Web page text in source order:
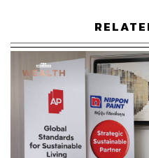
และ Excellence in
ตอกย้ำความมุ่งมั่นใน
ความรู้ด้านการเงินกา
OA: Wealth &
ความเชี่ยวชาญของที่
เข้าใจง่าย เข้าถึงได้
ตัดสินใจของลูกค้า